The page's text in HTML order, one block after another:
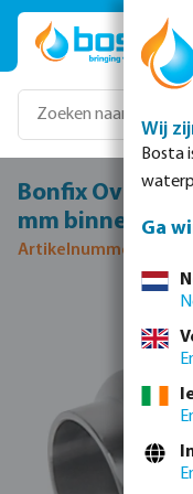
Ga naar de hoofdinhoud
Bonfix
mm
Artikelnummer
Afbeeldingengalerij
Wij
Bosta
Ga